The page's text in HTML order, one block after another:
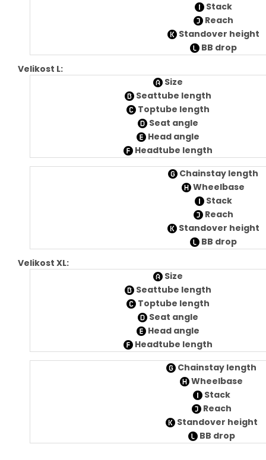
Stack
Reach
Standover height
BB drop
Velikost L:
Size
Seattube length
Toptube length
Seat angle
Head angle
Headtube length
Chainstay length
Wheelbase
Stack
Reach
Standover height
BB drop
Velikost XL:
Size
Seattube length
Toptube length
Seat angle
Head angle
Headtube length
Chainstay length
Wheelbase
Stack
Reach
Standover height
BB drop